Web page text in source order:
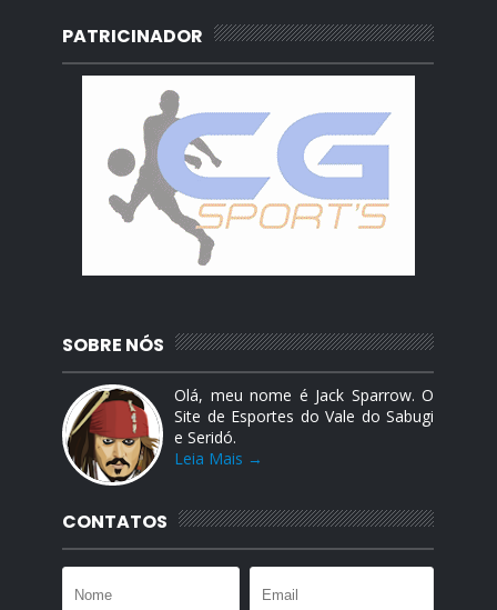
PATRICINADOR
SOBRE NÓS
Olá, meu nome é Jack Sparrow. O
Site de Esportes do Vale do Sabugi
e Seridó.
Leia Mais →
CONTATOS